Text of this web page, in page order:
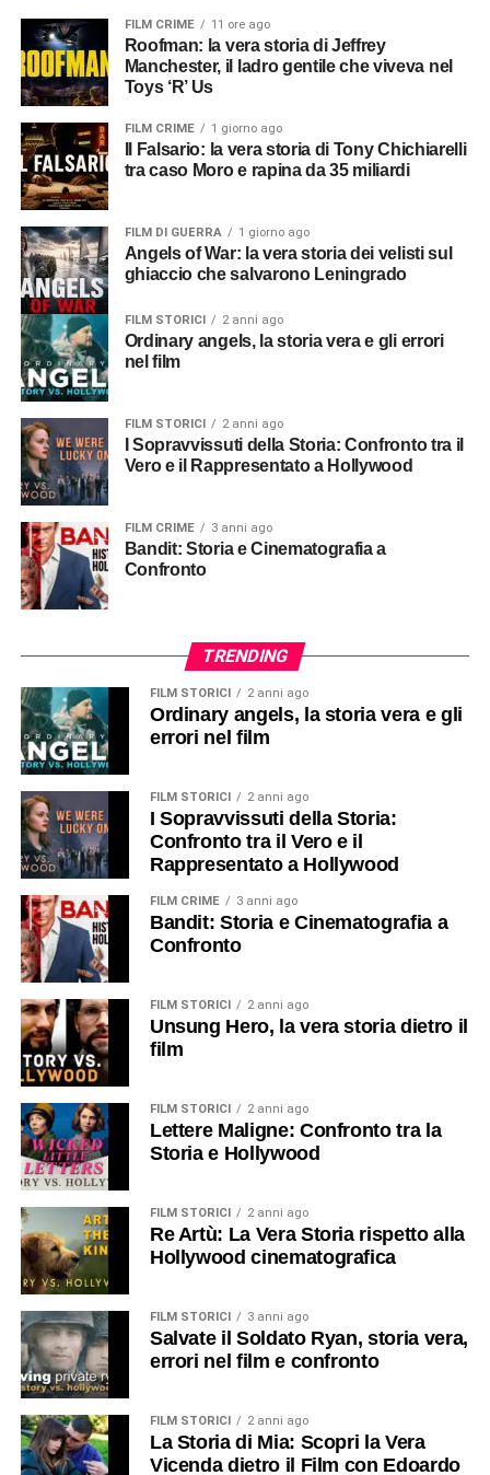
FILM CRIME 11 ore ago
Roofman: la vera storia di Jeffrey
Manchester, il ladro gentile che viveva nel
Toys ‘R’ Us
FILM CRIME 1 giorno ago
tra caso Moro e rapina da 35 miliardi
FILM DI GUERRA 1 giorno ago
Angels of War: la vera storia dei velisti sul
ghiaccio che salvarono Leningrado
FILM STORICI 2 anni ago
Ordinary angels, la storia vera e gli errori
nel film
FILM STORICI 2 anni ago
Vero e il Rappresentato a Hollywood
FILM CRIME 3 anni ago
Bandit: Storia e Cinematografia a
Confronto
TRENDING
FILM STORICI 2 anni ago
Ordinary angels, la storia vera e gli
errori nel film
FILM STORICI 2 anni ago
I Sopravvissuti della Storia:
Confronto tra il Vero e il
Rappresentato a Hollywood
FILM CRIME 3 anni ago
Bandit: Storia e Cinematografia a
Confronto
FILM STORICI 2 anni ago
Unsung Hero, la vera storia dietro il
film
FILM STORICI 2 anni ago
Lettere Maligne: Confronto tra la
Storia e Hollywood
FILM STORICI 2 anni ago
Re Artù: La Vera Storia rispetto alla
Hollywood cinematografica
FILM STORICI 3 anni ago
Salvate il Soldato Ryan, storia vera,
errori nel film e confronto
FILM STORICI 2 anni ago
La Storia di Mia: Scopri la Vera
Vicenda dietro il Film con Edoardo